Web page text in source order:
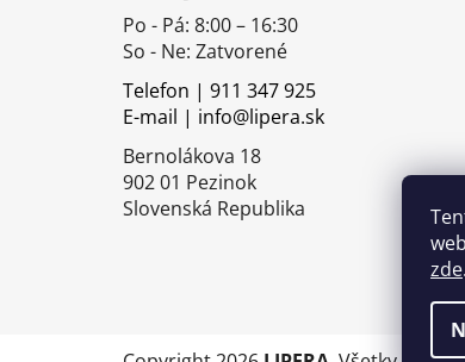
zde.
Po - Pá: 8:00 – 16:30
So - Ne: Zatvorené
Telefon | 911 347 925
E-mail | info@lipera.sk
Bernolákova 18
902 01 Pezinok
Slovenská Republika